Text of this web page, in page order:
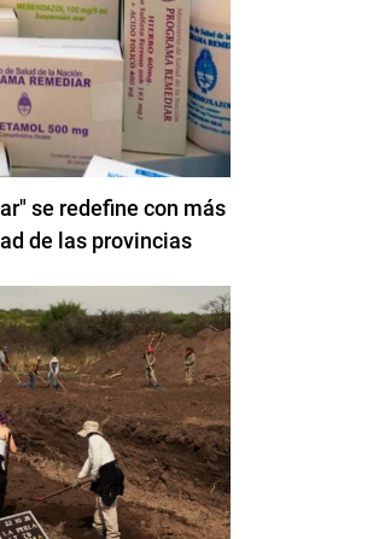
se redefine con más
de las provincias